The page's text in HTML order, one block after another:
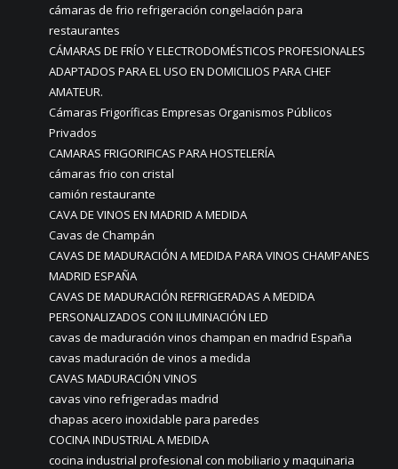
cámaras de frio refrigeración congelación para
restaurantes
CÁMARAS DE FRÍO Y ELECTRODOMÉSTICOS PROFESIONALES
ADAPTADOS PARA EL USO EN DOMICILIOS PARA CHEF
AMATEUR.
Cámaras Frigoríficas Empresas Organismos Públicos
Privados
CAMARAS FRIGORIFICAS PARA HOSTELERÍA
cámaras frio con cristal
camión restaurante
CAVA DE VINOS EN MADRID A MEDIDA
Cavas de Champán
CAVAS DE MADURACIÓN A MEDIDA PARA VINOS CHAMPANES
MADRID ESPAÑA
CAVAS DE MADURACIÓN REFRIGERADAS A MEDIDA
PERSONALIZADOS CON ILUMINACIÓN LED
cavas de maduración vinos champan en madrid España
cavas maduración de vinos a medida
CAVAS MADURACIÓN VINOS
cavas vino refrigeradas madrid
chapas acero inoxidable para paredes
COCINA INDUSTRIAL A MEDIDA
cocina industrial profesional con mobiliario y maquinaria